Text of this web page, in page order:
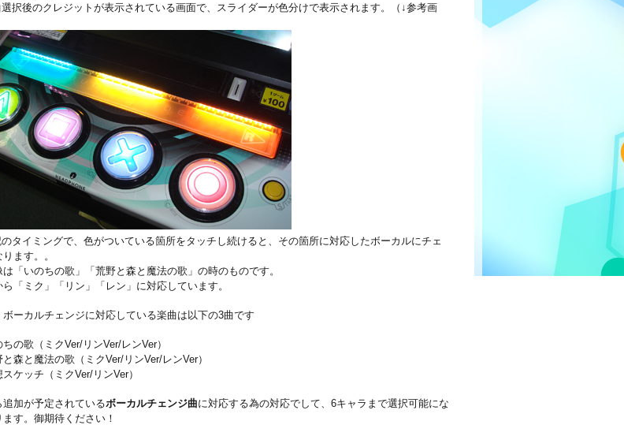
択後のクレジットが表示されている画面で、スライダーが色分けで表示されます。（↓参考画
タイミングで、色がついている箇所をタッチし続けると、その箇所に対応したボーカルにチェ
ます。。
「いのちの歌」「荒野と森と魔法の歌」の時のものです。
ミク」「リン」「レン」に対応しています。
ーカルチェンジに対応している楽曲は以下の3曲です
の歌（ミクVer/リンVer/レンVer）
森と魔法の歌（ミクVer/リンVer/レンVer）
ケッチ（ミクVer/リンVer）
追加が予定されているボーカルチェンジ曲に対応する為の対応でして、6キャラまで選択可能にな
ます。御期待ください！